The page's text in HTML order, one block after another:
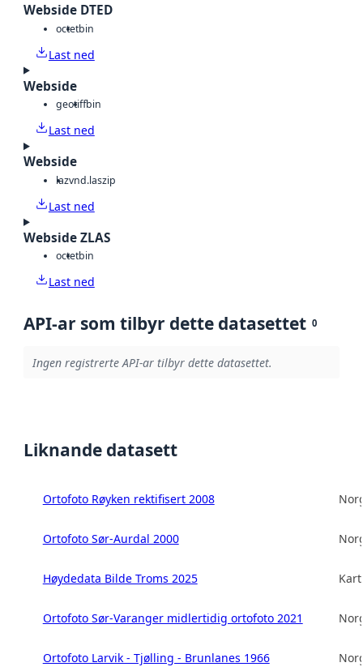
Webside DTED
octetbin
Last ned
Webside
geotiffbin
Last ned
Webside
lazvnd.laszip
Last ned
Webside ZLAS
octetbin
Last ned
API-ar som tilbyr dette datasettet 0
Ingen registrerte API-ar tilbyr dette datasettet.
Liknande datasett
Ortofoto Røyken rektifisert 2008
Ortofoto Sør-Aurdal 2000
Høydedata Bilde Troms 2025
Ortofoto Sør-Varanger midlertidig ortofoto 2021
Ortofoto Larvik - Tjølling - Brunlanes 1966